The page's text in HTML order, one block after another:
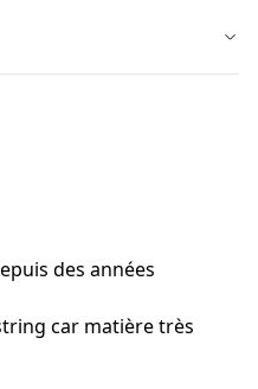
des années
car matière très